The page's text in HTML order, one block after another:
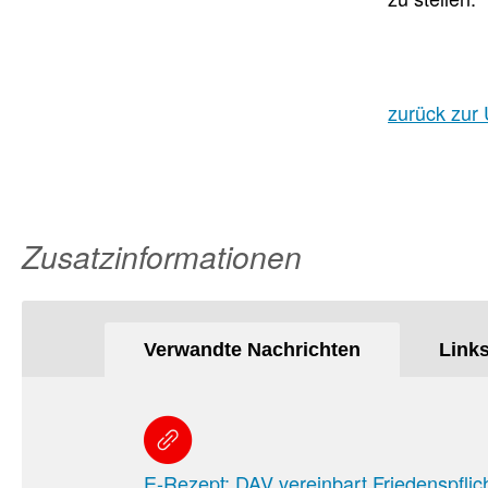
zurück zur
Zusatzinformationen
Verwandte Nachrichten